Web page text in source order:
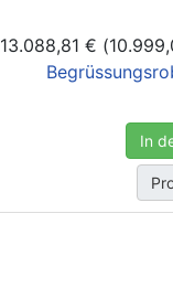
13.088,81 €
In